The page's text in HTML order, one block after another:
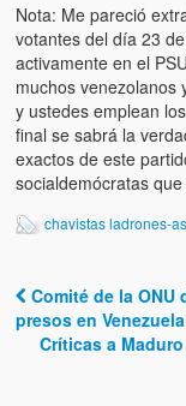
Nota: Me pareció
votantes del día 23
activamente en el
muchos venezolanos
y ustedes emplean
final se sabrá la
exactos de este
socialdemócratas
chavistas ladrones-
Post
Comité de la
presos en Venezuela
Críticas a